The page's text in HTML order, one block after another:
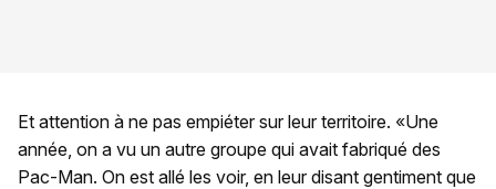
Et attention à ne pas empiéter sur leur territoire. «Une
année, on a vu un autre groupe qui avait fabriqué des
Pac-Man. On est allé les voir, en leur disant gentiment que